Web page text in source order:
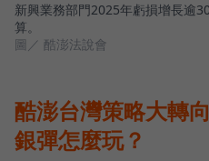
新興業務部門2025年虧損增長逾
算。
圖／ 酷澎法說會
酷澎台灣策略大轉
銀彈怎麼玩？